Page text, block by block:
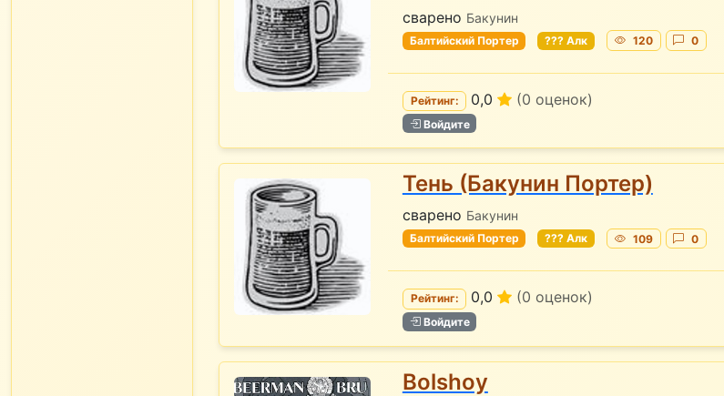
сварено Бакунин
Балтийский Портер ??? Алк 120 0
Рейтинг: 0,0 (0 оценок)
Войдите
Тень (Бакунин Портер)
сварено Бакунин
Балтийский Портер ??? Алк 109 0
Рейтинг: 0,0 (0 оценок)
Войдите
Bolshoy